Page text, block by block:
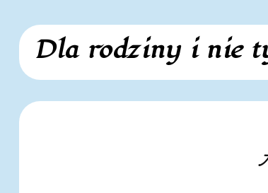
content
Dla rodziny i nie